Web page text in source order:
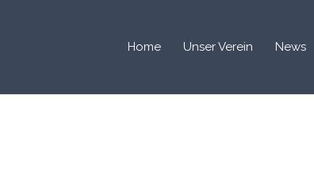
Home Unser Verein News